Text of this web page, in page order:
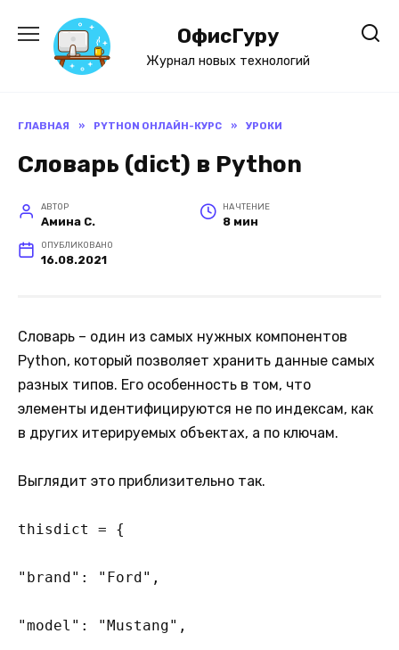
содержанию
ОфисГуру
Журнал новых технологий
ГЛАВНАЯ » PYTHON ОНЛАЙН-КУРС » УРОКИ
Словарь (dict) в Python
АВТОР
Амина С.
НА ЧТЕНИЕ
8 мин
ОПУБЛИКОВАНО
16.08.2021
Словарь – один из самых нужных компонентов
Python, который позволяет хранить данные самых
разных типов. Его особенность в том, что
элементы идентифицируются не по индексам, как
в других итерируемых объектах, а по ключам.
Выглядит это приблизительно так.
thisdict = {
"brand": "Ford",
"model": "Mustang",